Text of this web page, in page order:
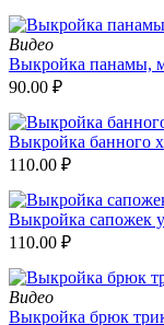
Видео
Выкройка панамы,
90.00 ₽
Выкройка банного
110.00 ₽
Выкройка сапожек
110.00 ₽
Видео
Выкройка брюк